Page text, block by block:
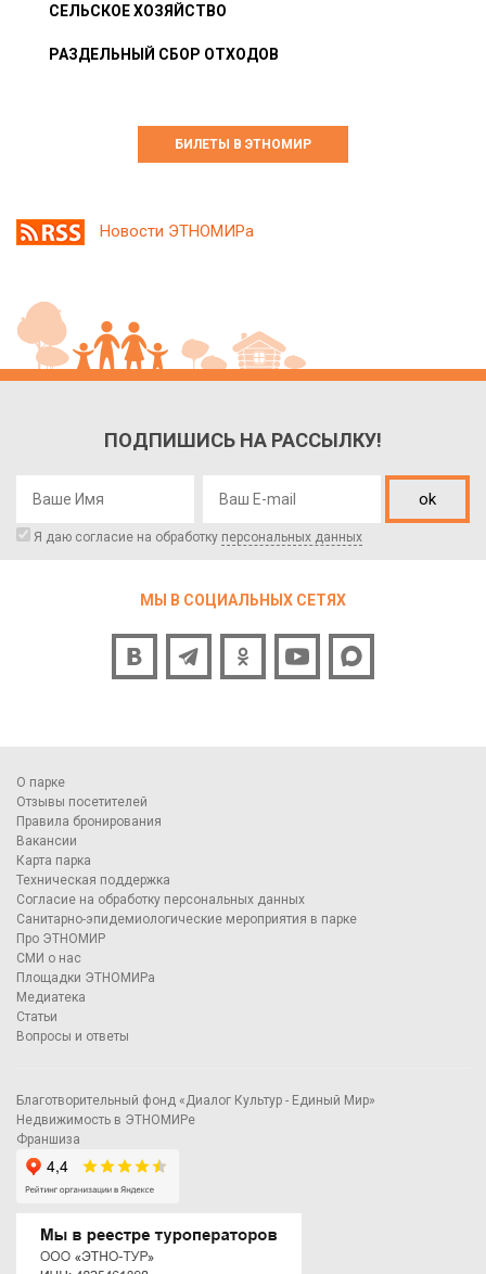
СЕЛЬСКОЕ ХОЗЯЙСТВО
РАЗДЕЛЬНЫЙ СБОР ОТХОДОВ
БИЛЕТЫ В ЭТНОМИР
Новости ЭТНОМИРа
ПОДПИШИСЬ НА РАССЫЛКУ!
ok
Я даю согласие на обработку персональных данных
МЫ В СОЦИАЛЬНЫХ СЕТЯХ
О парке
Отзывы посетителей
Правила бронирования
Вакансии
Карта парка
Техническая поддержка
Согласие на обработку персональных данных
Санитарно-эпидемиологические мероприятия в парке
Про ЭТНОМИР
СМИ о нас
Площадки ЭТНОМИРа
Медиатека
Статьи
Вопросы и ответы
Благотворительный фонд «Диалог Культур - Единый Мир»
Недвижимость в ЭТНОМИРе
Франшиза